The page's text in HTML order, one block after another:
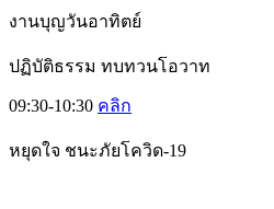
งานบุญวันอาทิตย์
ปฏิบัติธรรม ทบทวนโอวาท
09:30-10:30 คลิก
หยุดใจ ชนะภัยโควิด-19